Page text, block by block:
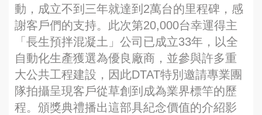
動，成立不到三年就達到2萬台的里程碑，感
謝客戶們的支持。此次第20,000台幸運得主
「長生預拌混凝土」公司已成立33年，以全
自動化生產獲選為優良廠商，並參與許多重
大公共工程建設，因此DTAT特別邀請專業團
隊拍攝呈現客戶從草創到成為業界標竿的歷
程。頒獎典禮播出這部具紀念價值的介紹影